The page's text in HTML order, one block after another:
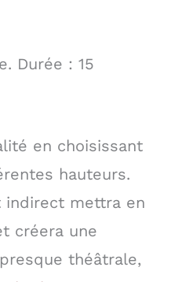
Durée : 15
en choisissant
hauteurs.
indirect mettra en
créera une
théâtrale,